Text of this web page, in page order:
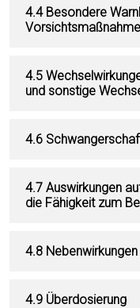
4.4 Besondere
4.5
und sonstige
4.6
4.7 Auswirkungen
die Fähigkeit zum
4.8 Nebenwirkungen
4.9 Überdosierung